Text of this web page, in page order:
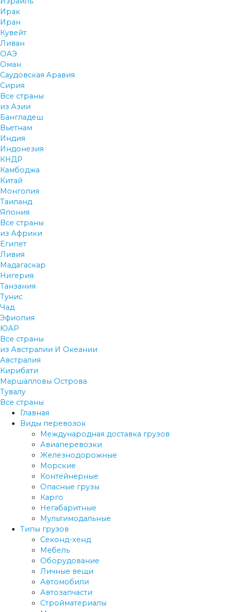
Ирак
Иран
Кувейт
Ливан
ОАЭ
Оман
Саудовская Аравия
Сирия
Все страны
из Азии
Бангладеш
Вьетнам
Индия
Индонезия
КНДР
Камбоджа
Китай
Монголия
Таиланд
Япония
Все страны
из Африки
Египет
Ливия
Мадагаскар
Нигерия
Танзания
Тунис
Чад
Эфиопия
ЮАР
Все страны
из Австралии И Океании
Австралия
Кирибати
Маршалловы Острова
Тувалу
Все страны
Главная
Виды перевозок
Международная доставка грузов
Авиаперевозки
Железнодорожные
Морские
Контейнерные
Опасные грузы
Карго
Негабаритные
Мультимодальные
Типы грузов
Секонд-хенд
Мебель
Оборудование
Личные вещи
Автомобили
Автозапчасти
Стройматериалы